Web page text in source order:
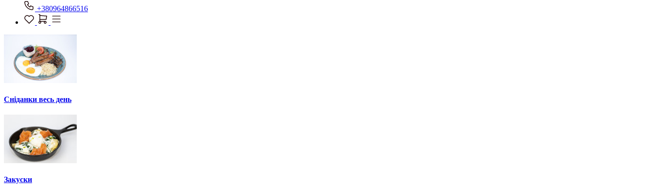
+380964866516
Сніданки весь день
Закуски